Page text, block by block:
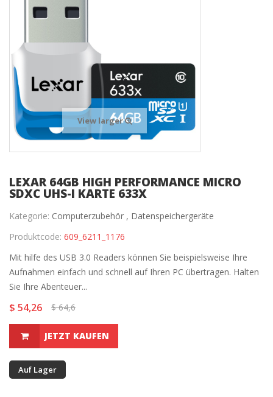
View larger
LEXAR 64GB HIGH PERFORMANCE MICRO
SDXC UHS-I KARTE 633X
Kategorie: Computerzubehör , Datenspeichergeräte
Produktcode: 609_6211_1176
Mit hilfe des USB 3.0 Readers können Sie beispielsweise Ihre
Aufnahmen einfach und schnell auf Ihren PC übertragen. Halten
Sie Ihre Abenteuer...
$ 54,26 $ 64,6
JETZT KAUFEN
Auf Lager